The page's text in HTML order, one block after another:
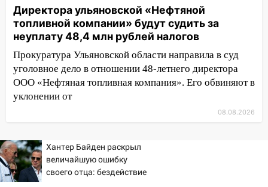
шестилетнего ребёнка на улице
Федерации: возбуждено уголовное дело
11:16
В Ульяновске ищут 37-летнего
мужчину, пропавшего ещё 19 июля
10:30 От мотофристайла до прогулки с
хаски: куда сходить в Ульяновской
«Нефтяной топливной компании» будут
судить за неуплату 48,4 млн рублей
налогов
Директора ульяновской «Нефтяной
топливной компании» будут судить за
неуплату 48,4 млн рублей налогов
Прокуратура Ульяновской области направила в суд
уголовное дело в отношении 48-летнего директора
ООО «Нефтяная топливная компания». Его обвиняют в
уклонении от
08.08.2026
Хантер Байден раскрыл
величайшую ошибку
своего отца: бездействие